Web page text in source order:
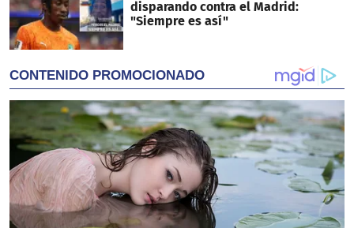
disparando contra el Madrid:
"Siempre es así"